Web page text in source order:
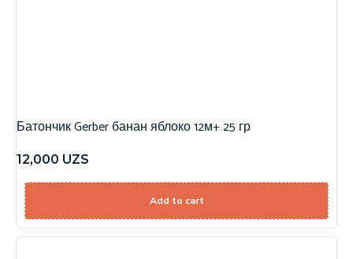
Батончик Gerber банан яблоко 12м+ 25 гр
12,000 UZS
Add to cart